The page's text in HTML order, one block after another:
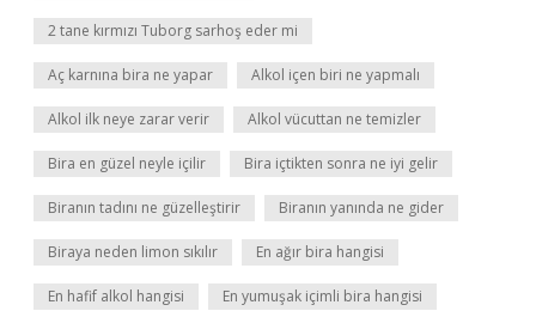
2 tane kırmızı Tuborg sarhoş eder mi
Aç karnına bira ne yapar Alkol içen biri ne yapmalı
Alkol ilk neye zarar verir Alkol vücuttan ne temizler
Bira en güzel neyle içilir Bira içtikten sonra ne iyi gelir
Biranın tadını ne güzelleştirir Biranın yanında ne gider
Biraya neden limon sıkılır En ağır bira hangisi
En hafif alkol hangisi En yumuşak içimli bira hangisi